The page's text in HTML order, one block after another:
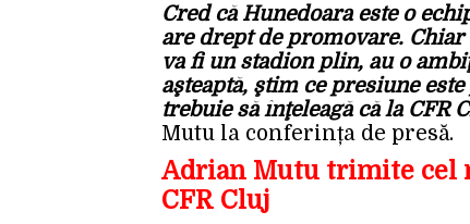
Cred că Hunedoara este o
are drept de promovare.
va fi un stadion plin, au o
aşteaptă, ştim ce presiune
trebuie să înţeleagă că la CFR
Mutu la conferința de presă.
Adrian Mutu trimite cel
CFR Cluj